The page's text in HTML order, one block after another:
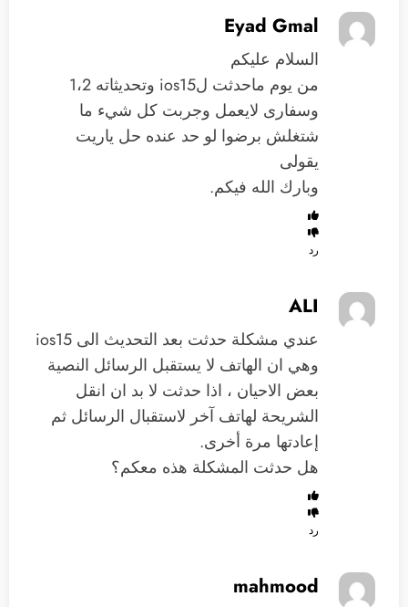
Eyad Gmal
السلام عليكم
من يوم ماحدثت لios15 وتحديثاته 1،2
وسفارى لايعمل وجربت كل شيء ما
شتغلش برضوا لو حد عنده حل ياريت
يقولى
وبارك الله فيكم.
رد
ALI
عندي مشكلة حدثت بعد التحديث الى ios15
وهي ان الهاتف لا يستقبل الرسائل النصية
بعض الاحيان ، اذا حدثت لا بد ان انقل
الشريحة لهاتف آخر لاستقبال الرسائل ثم
إعادتها مرة أخرى.
هل حدثت المشكلة هذه معكم؟
رد
mahmood